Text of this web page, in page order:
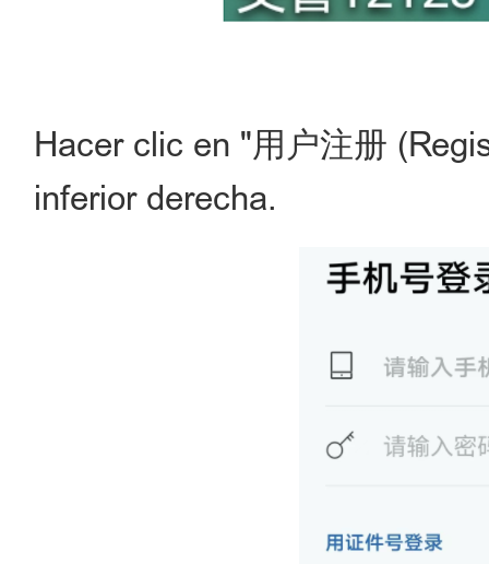
Hacer clic en "用户注册
inferior derecha.